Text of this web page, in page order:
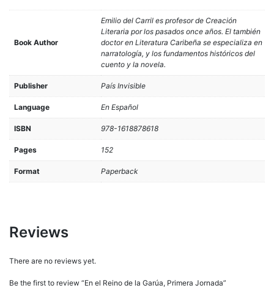
Book Author
Emilio del Carril es profesor de Creación
Literaria por los pasados once años. El también
doctor en Literatura Caribeña se especializa en
narratología, y los fundamentos históricos del
cuento y la novela.
Publisher País Invisible
Language En Español
ISBN 978-1618878618
Pages 152
Format Paperback
Reviews
There are no reviews yet.
Be the first to review “En el Reino de la Garúa, Primera Jornada”